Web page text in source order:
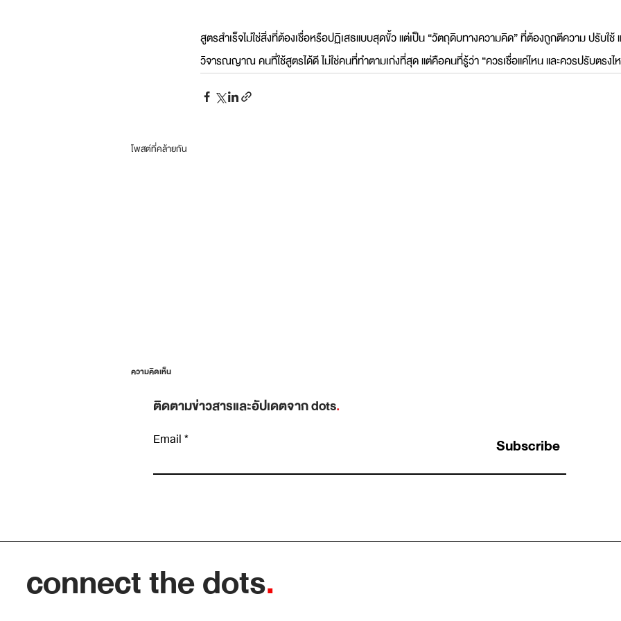
สูตรสำเร็จไม่ใช่สิ่งที่ต้องเชื่อหรือปฏิเสธแบบสุดขั้ว แต่เป็น “วัตถุดิบทางความคิด” ที่ต้องถูกตีความ ปรับใช้
วิจารณญาณ คนที่ใช้สูตรได้ดี ไม่ใช่คนที่ทำตามเก่งที่สุด แต่คือคนที่รู้ว่า “ควรเชื่อแค่ไหน และควรปรับตรงไ
โพสต์ที่คล้ายกัน
ความคิดเห็น
เขียนความคิดเห็น…
ติดตามข่าวสารและอัปเดตจาก dots.
Email Subscribe
connect the dots.